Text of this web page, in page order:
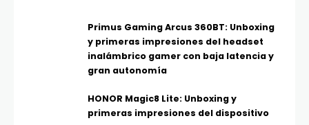
Primus Gaming Arcus 360BT: Unboxing
y primeras impresiones del headset
inalámbrico gamer con baja latencia y
gran autonomía
HONOR Magic8 Lite: Unboxing y
primeras impresiones del dispositivo